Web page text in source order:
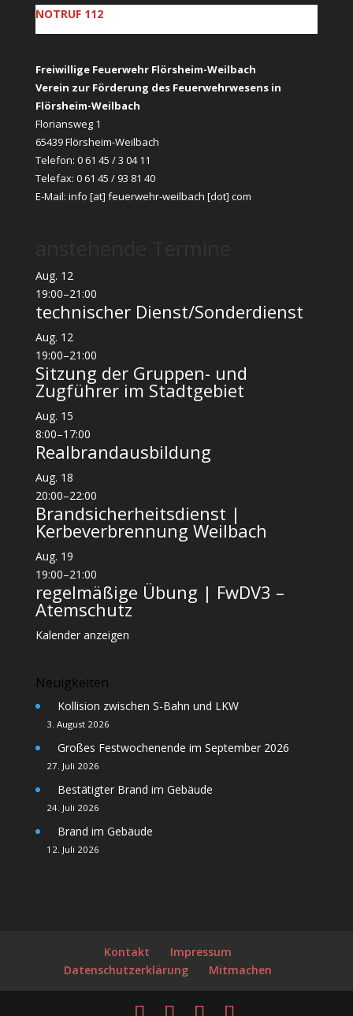
NOTRUF 112
Freiwillige Feuerwehr Flörsheim-Weilbach
Verein zur Förderung des Feuerwehrwesens in
Flörsheim-Weilbach
Floriansweg 1
65439 Flörsheim-Weilbach
Telefon: 0 61 45 / 3 04 11
Telefax: 0 61 45 / 93 81 40
E-Mail: info [at] feuerwehr-weilbach [dot] com
Aug. 12
19:00–21:00
technischer Dienst/Sonderdienst
Aug. 12
19:00–21:00
Sitzung der Gruppen- und
Zugführer im Stadtgebiet
Aug. 15
8:00–17:00
Realbrandausbildung
Aug. 18
20:00–22:00
Brandsicherheitsdienst |
Kerbeverbrennung Weilbach
Aug. 19
19:00–21:00
regelmäßige Übung | FwDV3 –
Atemschutz
Kalender anzeigen
Neuigkeiten
Kollision zwischen S-Bahn und LKW
3. August 2026
Großes Festwochenende im September 2026
27. Juli 2026
Bestätigter Brand im Gebäude
24. Juli 2026
Brand im Gebäude
12. Juli 2026
Kontakt
Impressum
Datenschutzerklärung
Mitmachen